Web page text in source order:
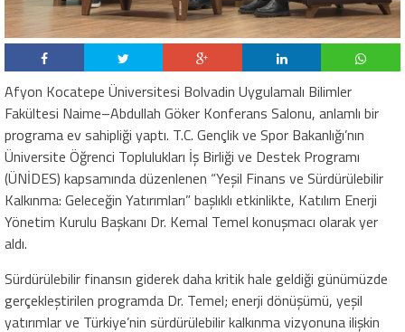
Afyon Kocatepe Üniversitesi Bolvadin Uygulamalı Bilimler
Fakültesi Naime–Abdullah Göker Konferans Salonu, anlamlı bir
programa ev sahipliği yaptı. T.C. Gençlik ve Spor Bakanlığı’nın
Üniversite Öğrenci Toplulukları İş Birliği ve Destek Programı
(ÜNİDES) kapsamında düzenlenen “Yeşil Finans ve Sürdürülebilir
Kalkınma: Geleceğin Yatırımları” başlıklı etkinlikte, Katılım Enerji
Yönetim Kurulu Başkanı Dr. Kemal Temel konuşmacı olarak yer
aldı.
Sürdürülebilir finansın giderek daha kritik hale geldiği günümüzde
gerçekleştirilen programda Dr. Temel; enerji dönüşümü, yeşil
yatırımlar ve Türkiye’nin sürdürülebilir kalkınma vizyonuna ilişkin